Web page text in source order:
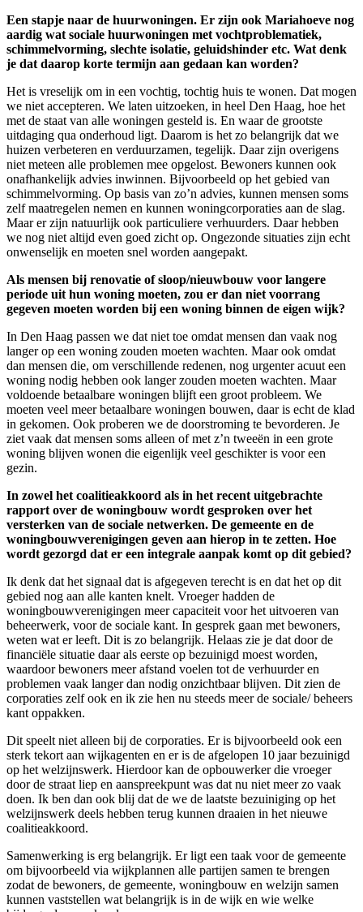
Een stapje naar de huurwoningen. Er zijn ook Mariahoeve nog
aardig wat sociale huurwoningen met vochtproblematiek,
schimmelvorming, slechte isolatie, geluidshinder etc. Wat denk
je dat daarop korte termijn aan gedaan kan worden?
Het is vreselijk om in een vochtig, tochtig huis te wonen. Dat mogen
we niet accepteren. We laten uitzoeken, in heel Den Haag, hoe het
met de staat van alle woningen gesteld is. En waar de grootste
uitdaging qua onderhoud ligt. Daarom is het zo belangrijk dat we
huizen verbeteren en verduurzamen, tegelijk. Daar zijn overigens
niet meteen alle problemen mee opgelost. Bewoners kunnen ook
onafhankelijk advies inwinnen. Bijvoorbeeld op het gebied van
schimmelvorming. Op basis van zo’n advies, kunnen mensen soms
zelf maatregelen nemen en kunnen woningcorporaties aan de slag.
Maar er zijn natuurlijk ook particuliere verhuurders. Daar hebben
we nog niet altijd even goed zicht op. Ongezonde situaties zijn echt
onwenselijk en moeten snel worden aangepakt.
Als mensen bij renovatie of sloop/nieuwbouw voor langere
periode uit hun woning moeten, zou er dan niet voorrang
gegeven moeten worden bij een woning binnen de eigen wijk?
In Den Haag passen we dat niet toe omdat mensen dan vaak nog
langer op een woning zouden moeten wachten. Maar ook omdat
dan mensen die, om verschillende redenen, nog urgenter acuut een
woning nodig hebben ook langer zouden moeten wachten. Maar
voldoende betaalbare woningen blijft een groot probleem. We
moeten veel meer betaalbare woningen bouwen, daar is echt de klad
in gekomen. Ook proberen we de doorstroming te bevorderen. Je
ziet vaak dat mensen soms alleen of met z’n tweeën in een grote
woning blijven wonen die eigenlijk veel geschikter is voor een
gezin.
In zowel het coalitieakkoord als in het recent uitgebrachte
rapport over de woningbouw wordt gesproken over het
versterken van de sociale netwerken. De gemeente en de
woningbouwverenigingen geven aan hierop in te zetten. Hoe
wordt gezorgd dat er een integrale aanpak komt op dit gebied?
Ik denk dat het signaal dat is afgegeven terecht is en dat het op dit
gebied nog aan alle kanten knelt. Vroeger hadden de
woningbouwverenigingen meer capaciteit voor het uitvoeren van
beheerwerk, voor de sociale kant. In gesprek gaan met bewoners,
weten wat er leeft. Dit is zo belangrijk. Helaas zie je dat door de
financiële situatie daar als eerste op bezuinigd moest worden,
waardoor bewoners meer afstand voelen tot de verhuurder en
problemen vaak langer dan nodig onzichtbaar blijven. Dit zien de
corporaties zelf ook en ik zie hen nu steeds meer de sociale/ beheers
kant oppakken.
Dit speelt niet alleen bij de corporaties. Er is bijvoorbeeld ook een
sterk tekort aan wijkagenten en er is de afgelopen 10 jaar bezuinigd
op het welzijnswerk. Hierdoor kan de opbouwerker die vroeger
door de straat liep en aanspreekpunt was dat nu niet meer zo vaak
doen. Ik ben dan ook blij dat de we de laatste bezuiniging op het
welzijnswerk deels hebben terug kunnen draaien in het nieuwe
coalitieakkoord.
Samenwerking is erg belangrijk. Er ligt een taak voor de gemeente
om bijvoorbeeld via wijkplannen alle partijen samen te brengen
zodat de bewoners, de gemeente, woningbouw en welzijn samen
kunnen vaststellen wat belangrijk is in de wijk en wie welke